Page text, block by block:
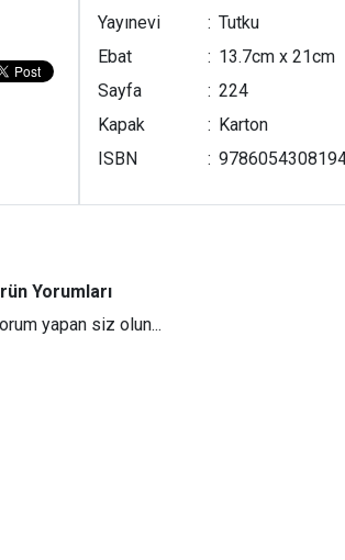
Yayınevi
: Tutku
Ebat
: 13.7cm x 21cm
Sayfa
: 224
Kapak
: Karton
ISBN
:
Yorumları
yapan siz olun...